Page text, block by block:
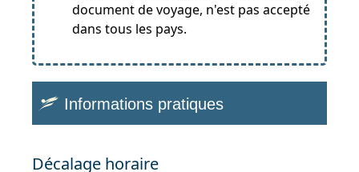
document de voyage, n'est pas accepté
dans tous les pays.
Informations pratiques
Décalage horaire